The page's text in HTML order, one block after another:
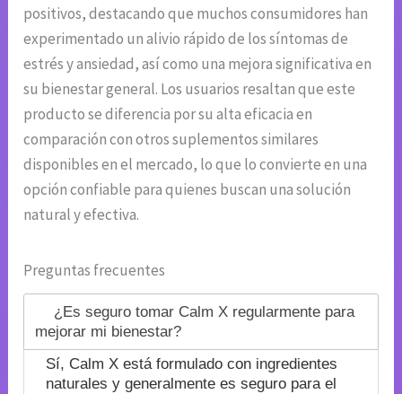
positivos, destacando que muchos consumidores han
experimentado un alivio rápido de los síntomas de
estrés y ansiedad, así como una mejora significativa en
su bienestar general. Los usuarios resaltan que este
producto se diferencia por su alta eficacia en
comparación con otros suplementos similares
disponibles en el mercado, lo que lo convierte en una
opción confiable para quienes buscan una solución
natural y efectiva.
Preguntas frecuentes
¿Es seguro tomar Calm X regularmente para
mejorar mi bienestar?
Sí, Calm X está formulado con ingredientes
naturales y generalmente es seguro para el